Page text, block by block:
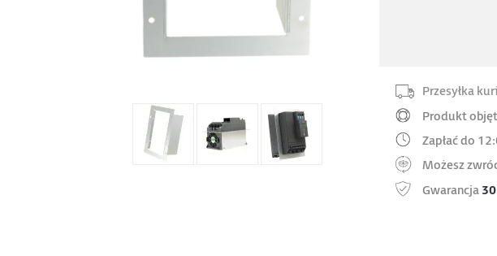
Przesyłka
Produkt
Zapłać do
Możesz
Gwarancja